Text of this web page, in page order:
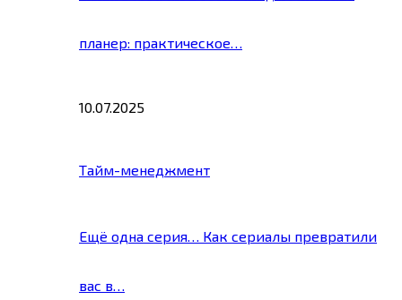
планер: практическое…
10.07.2025
Тайм-менеджмент
Ещё одна серия… Как сериалы превратили
вас в…